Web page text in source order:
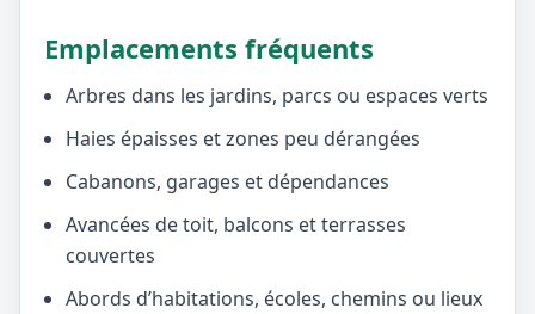
Emplacements fréquents
Arbres dans les jardins, parcs ou espaces verts
Haies épaisses et zones peu dérangées
Cabanons, garages et dépendances
Avancées de toit, balcons et terrasses
couvertes
Abords d’habitations, écoles, chemins ou lieux